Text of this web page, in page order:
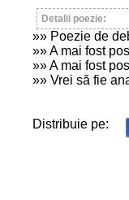
Detalii poezie:
»» Poezie de
»» A mai fost
»» A mai fost
»» Vrei să fie
Distribuie pe: